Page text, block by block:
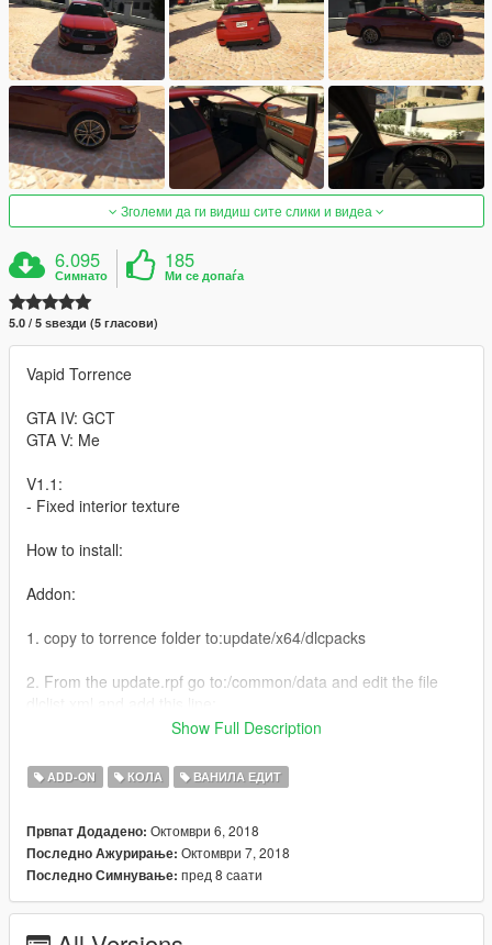
Зголеми да ги видиш сите слики и видеа
6.095
Симнато
185
Ми се допаѓа
5.0 / 5 ѕвезди (5 гласови)
Vapid Torrence
GTA IV: GCT
GTA V: Me
V1.1:
- Fixed interior texture
How to install:
Addon:
1. copy to torrence folder to:update/x64/dlcpacks
2. From the update.rpf go to:/common/data and edit the file
Replace:
Go to x64e.rpf\levels\gta5\vehicles.rpf\
Spawn name: torrence
Replace: Stanier
Show Full Description
ADD-ON КОЛА ВАНИЛА ЕДИТ
Првпат Додадено: Октомври 6, 2018
Последно Ажурирање: Октомври 7, 2018
Последно Симнување: пред 8 саати